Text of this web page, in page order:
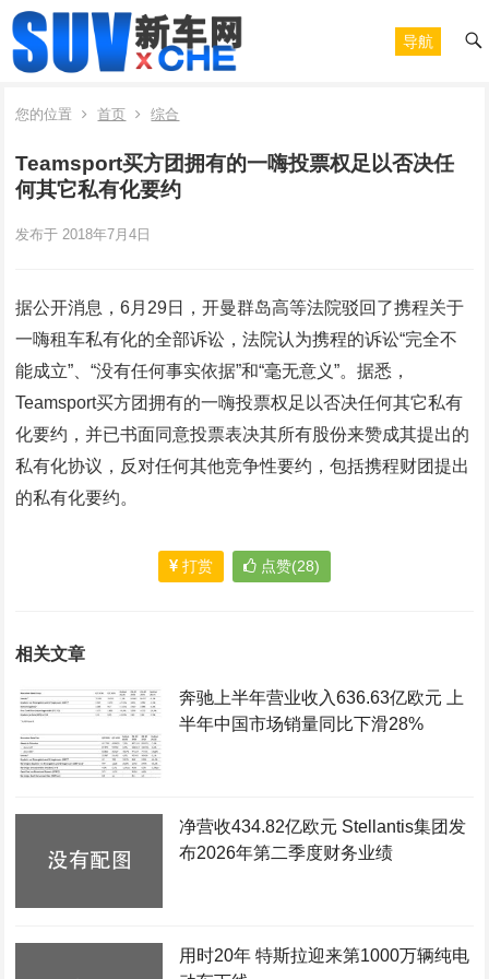
导航
您的位置 首页 综合
Teamsport买方团拥有的一嗨投票权足以否决任
何其它私有化要约
发布于 2018年7月4日
据公开消息，6月29日，开曼群岛高等法院驳回了携程关于
一嗨租车私有化的全部诉讼，法院认为携程的诉讼“完全不
能成立”、“没有任何事实依据”和“毫无意义”。据悉，
Teamsport买方团拥有的一嗨投票权足以否决任何其它私有
化要约，并已书面同意投票表决其所有股份来赞成其提出的
私有化协议，反对任何其他竞争性要约，包括携程财团提出
的私有化要约。
打赏 点赞(28)
相关文章
奔驰上半年营业收入636.63亿欧元 上
半年中国市场销量同比下滑28%
净营收434.82亿欧元 Stellantis集团发
布2026年第二季度财务业绩
用时20年 特斯拉迎来第1000万辆纯电